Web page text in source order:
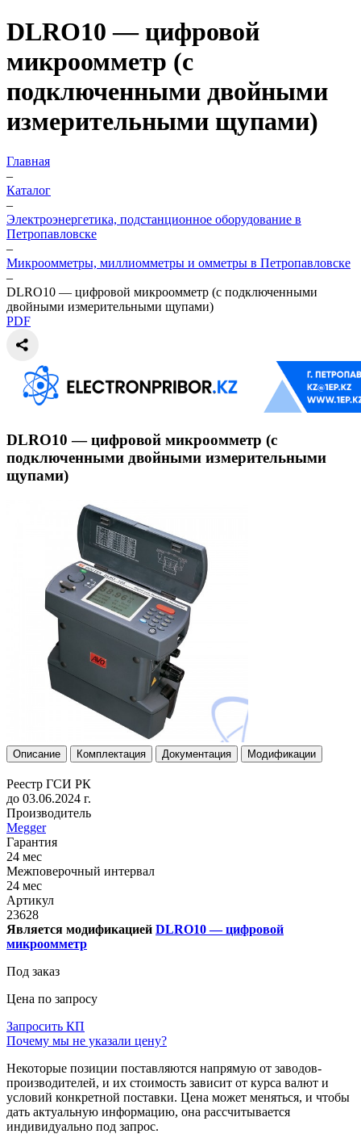
DLRO10 — цифровой
микроомметр (с
подключенными двойными
измерительными щупами)
Главная
–
Каталог
–
Электроэнергетика, подстанционное оборудование в
Петропавловске
–
Микроомметры, миллиомметры и омметры в Петропавловске
–
DLRO10 — цифровой микроомметр (с подключенными
двойными измерительными щупами)
PDF
DLRO10 — цифровой микроомметр (с
подключенными двойными измерительными
щупами)
Описание Комплектация Документация Модификации
Реестр ГСИ РК
до 03.06.2024 г.
Производитель
Megger
Гарантия
24 мес
Межповерочный интервал
24 мес
Артикул
23628
Является модификацией DLRO10 — цифровой
микроомметр
Под заказ
Цена по запросу
Запросить КП
Почему мы не указали цену?
Некоторые позиции поставляются напрямую от заводов-
производителей, и их стоимость зависит от курса валют и
условий конкретной поставки. Цена может меняться, и чтобы
дать актуальную информацию, она рассчитывается
индивидуально под запрос.